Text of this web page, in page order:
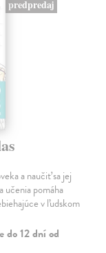
predpredaj
a naučiť sa jej
učenia pomáha
v ľudskom
do 12 dní od